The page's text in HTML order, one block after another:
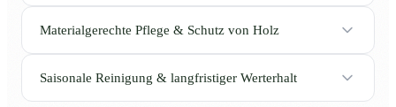
Materialgerechte Pflege & Schutz von Holz
Saisonale Reinigung & langfristiger Werterhalt